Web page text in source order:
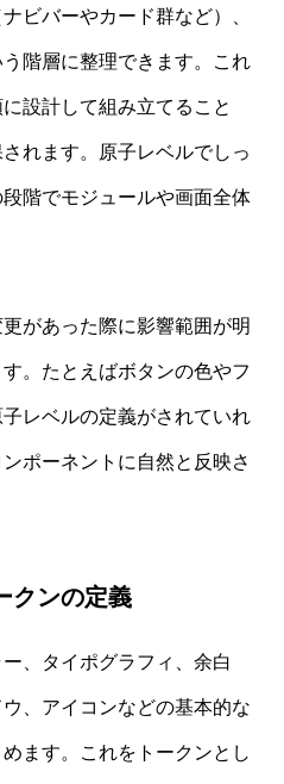
ビバーやカード群など）、
階層に整理できます。これ
設計して組み立てること
れます。原子レベルでしっ
階でモジュールや画面全体
があった際に影響範囲が明
。たとえばボタンの色やフ
レベルの定義がされていれ
ポーネントに自然と反映さ
クンの定義
、タイポグラフィ、余白
、アイコンなどの基本的な
ます。これをトークンとし